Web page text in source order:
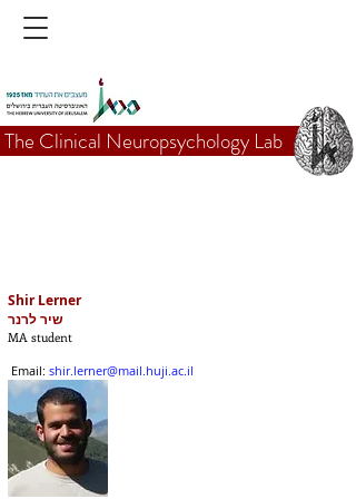
The Clinical Neuropsychology Lab
Shir Lerner
שיר לרנר
MA student
Email: shir.lerner@mail.huji.ac.il